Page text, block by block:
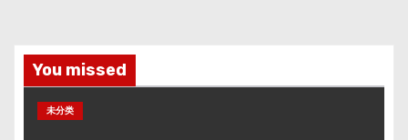
You missed
未分类